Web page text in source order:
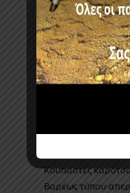
120,90€
χωρίς ΦΠΑ :
Κουπαστές
Βαρέως τύπου